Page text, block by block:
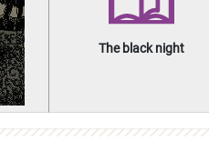
The black night